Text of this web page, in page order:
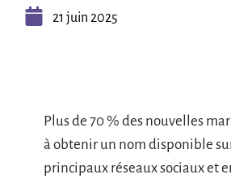
21 juin 2025
Plus de 70 % des nouvelles
à obtenir un nom disponible
principaux réseaux sociaux et